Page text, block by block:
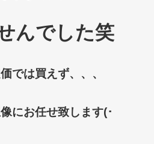
んでした笑
では買えず、、、
像にお任せ致します(･